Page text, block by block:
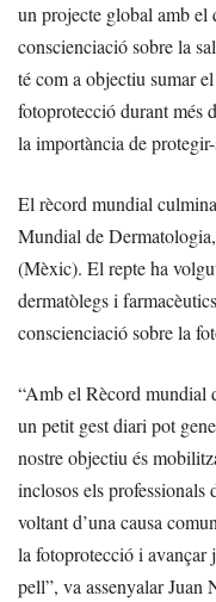
un projecte global amb
conscienciació sobre la
té com a objectiu sumar
fotoprotecció durant més
la importància de
El rècord mundial
Mundial de
(Mèxic). El repte ha
dermatòlegs i
conscienciació sobre la
“Amb el Rècord mundial
un petit gest diari pot
nostre objectiu és
inclosos els professionals
voltant d’una causa
la fotoprotecció i avançar
pell”, va assenyalar